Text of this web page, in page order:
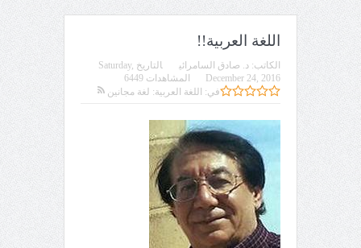
اللغة العربية!!
الكاتب: د. صادق السامرائي التاريخ Saturday,
December 24, 2016
في: اللغة العربية: لغة مجانين
المشاهدات 6449